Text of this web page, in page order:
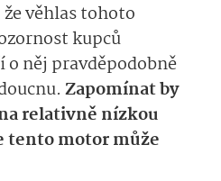
věhlas tohoto
kupců
něj pravděpodobně
Zapomínat by
relativně nízkou
tento motor může